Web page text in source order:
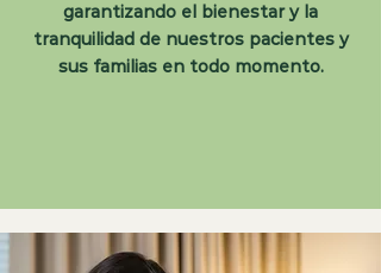
garantizando el bienestar y la
tranquilidad de nuestros pacientes y
sus familias en todo momento.